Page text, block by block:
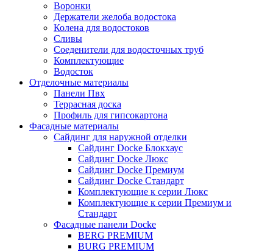
Воронки
Держатели желоба водостока
Колена для водостоков
Сливы
Соеденители для водосточных труб
Комплектующие
Водосток
Отделочные материалы
Панели Пвх
Террасная доска
Профиль для гипсокартона
Фасадные материалы
Сайдинг для наружной отделки
Сайдинг Docke Блокхаус
Сайдинг Docke Люкс
Сайдинг Docke Премиум
Сайдинг Docke Стандарт
Комплектующие к серии Люкс
Комплектующие к серии Премиум и
Стандарт
Фасадные панели Docke
BERG PREMIUM
BURG PREMIUM